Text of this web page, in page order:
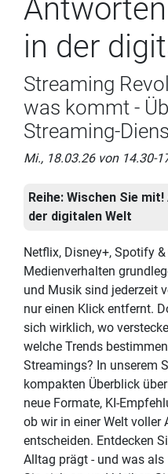
in der
Streaming
was kommt -
Streaming-
Mi., 18.03.26 von 14.30-
Reihe: Wischen Sie
der digitalen Welt
Netflix, Disney+, Spotify
Medienverhalten
und Musik sind jederzeit
nur einen Klick entfernt.
sich wirklich, wo
welche Trends
Streamings? In unserem
kompakten Überblick
neue Formate, KI-
ob wir in einer Welt voller
entscheiden. Entdecken
Alltag prägt - und was